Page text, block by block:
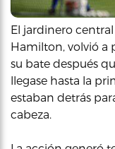
El jardinero central
Hamilton, volvió a
su bate después
llegase hasta la
estaban detrás
cabeza.